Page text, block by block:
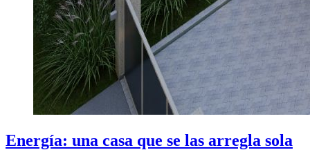
Energía: una casa que se las arregla sola